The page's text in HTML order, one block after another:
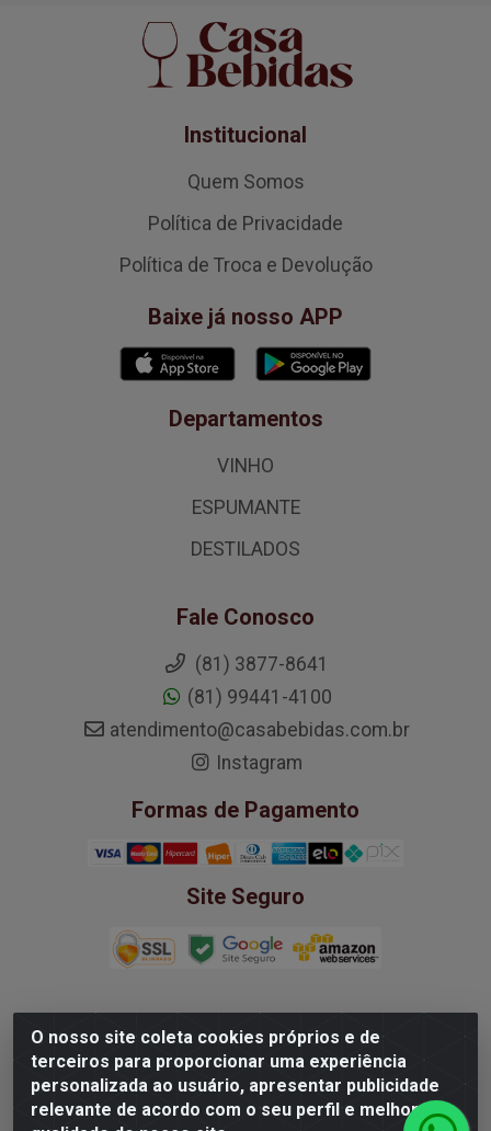
O nosso site coleta cookies próprios e de
terceiros para proporcionar uma experiência
personalizada ao usuário, apresentar publicidade
relevante de acordo com o seu perfil e melhorar a
Institucional
Quem Somos
Política de Privacidade
Política de Troca e Devolução
Baixe já nosso APP
Departamentos
VINHO
ESPUMANTE
DESTILADOS
Fale Conosco
(81) 3877-8641
(81) 99441-4100
atendimento@casabebidas.com.br
Instagram
Formas de Pagamento
Site Seguro
Mega Wine Comercio de Vinhos LTDA -
37.363.939/0001-20 - Rua Padre Bernardino Pessoa,
252 - Boa Viagem, Recife/PE - CEP 51020-210